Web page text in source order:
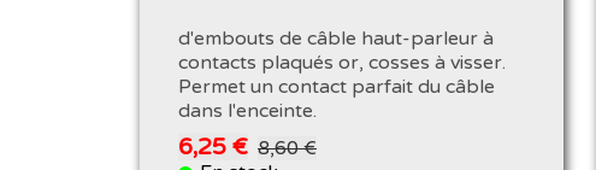
d'embouts de câble haut-parleur à
contacts plaqués or, cosses à visser.
Permet un contact parfait du câble
dans l'enceinte.
6,25 € 8,60 €